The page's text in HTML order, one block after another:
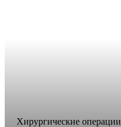
Хирургические операции